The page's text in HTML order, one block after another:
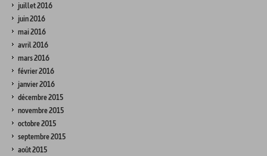
juillet 2016
juin 2016
mai 2016
avril 2016
mars 2016
février 2016
janvier 2016
décembre 2015
novembre 2015
octobre 2015
septembre 2015
août 2015